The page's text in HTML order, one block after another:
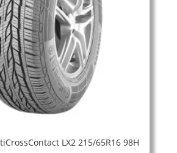
LX2 215/65R16 98H